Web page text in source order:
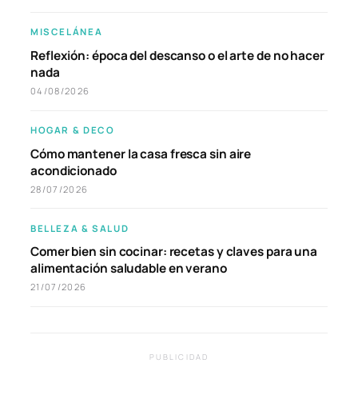
MISCELÁNEA
Reflexión: época del descanso o el arte de no hacer
nada
04/08/2026
HOGAR & DECO
Cómo mantener la casa fresca sin aire
acondicionado
28/07/2026
BELLEZA & SALUD
Comer bien sin cocinar: recetas y claves para una
alimentación saludable en verano
21/07/2026
PUBLICIDAD